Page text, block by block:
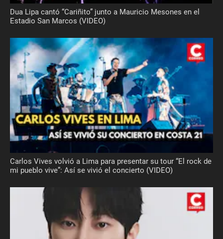
Dua Lipa cantó “Cariñito” junto a Mauricio Mesones en el
Estadio San Marcos (VIDEO)
Carlos Vives volvió a Lima para presentar su tour “El rock de
mi pueblo vive”: Así se vivió el concierto (VIDEO)